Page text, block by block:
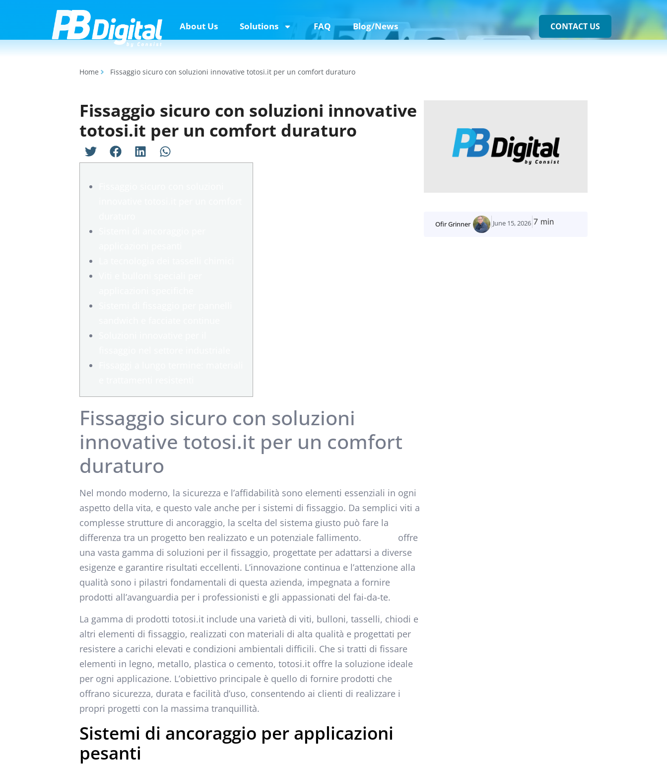
About Us Solutions FAQ Blog/News CONTACT US
Home Fissaggio sicuro con soluzioni innovative totosi.it per un comfort duraturo
Fissaggio sicuro con soluzioni innovative
totosi.it per un comfort duraturo
Fissaggio sicuro con soluzioni
innovative totosi.it per un comfort
duraturo
Nel mondo moderno, la sicurezza e l’affidabilità sono elementi essenziali in ogni
aspetto della vita, e questo vale anche per i sistemi di fissaggio. Da semplici viti a
complesse strutture di ancoraggio, la scelta del sistema giusto può fare la
differenza tra un progetto ben realizzato e un potenziale fallimento.
offre
una vasta gamma di soluzioni per il fissaggio, progettate per adattarsi a diverse
esigenze e garantire risultati eccellenti. L’innovazione continua e l’attenzione alla
qualità sono i pilastri fondamentali di questa azienda, impegnata a fornire
prodotti all’avanguardia per i professionisti e gli appassionati del fai-da-te.
La gamma di prodotti totosi.it include una varietà di viti, bulloni, tasselli, chiodi e
altri elementi di fissaggio, realizzati con materiali di alta qualità e progettati per
resistere a carichi elevati e condizioni ambientali difficili. Che si tratti di fissare
elementi in legno, metallo, plastica o cemento, totosi.it offre la soluzione ideale
per ogni applicazione. L’obiettivo principale è quello di fornire prodotti che
offrano sicurezza, durata e facilità d’uso, consentendo ai clienti di realizzare i
propri progetti con la massima tranquillità.
Sistemi di ancoraggio per applicazioni
pesanti
Ofir Grinner June 15, 2026 7 min